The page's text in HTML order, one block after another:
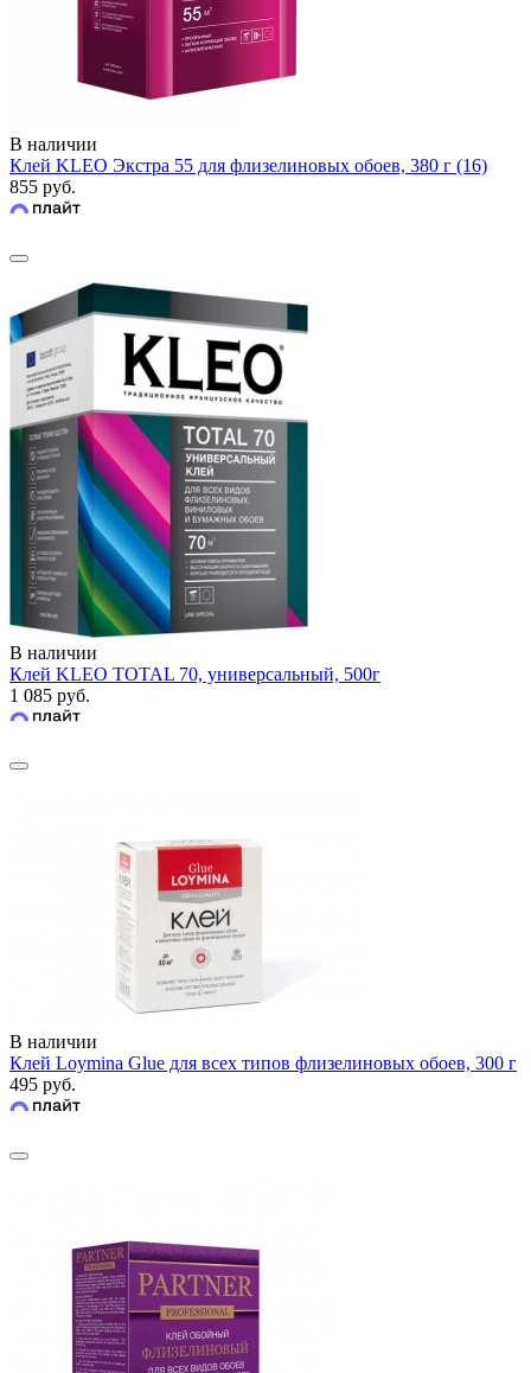
В наличии
Клей KLEO Экстра 55 для флизелиновых обоев, 380 г (16)
855 руб.
В наличии
Клей KLEO TOTAL 70, универсальный, 500г
1 085 руб.
В наличии
Клей Loymina Glue для всех типов флизелиновых обоев, 300 г
495 руб.